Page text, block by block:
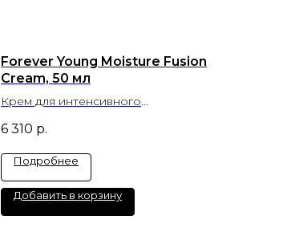
Forever Young Moisture Fusion
Cream, 50 мл
Крем для интенсивного
6 310 р.
Подробнее
Добавить в корзину